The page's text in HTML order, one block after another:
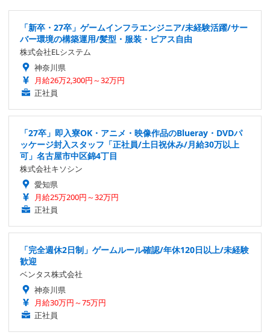
「新卒・27卒」ゲームインフラエンジニア/未経験活躍/サー
バー環境の構築運用/髪型・服装・ピアス自由
株式会社ELシステム
神奈川県
月給26万2,300円～32万円
正社員
「27卒」即入寮OK・アニメ・映像作品のBlueray・DVDパ
ッケージ封入スタッフ「正社員/土日祝休み/月給30万以上
可」名古屋市中区錦4丁目
株式会社キソシン
愛知県
月給25万200円～32万円
正社員
「完全週休2日制」ゲームルール確認/年休120日以上/未経験
歓迎
ベンタス株式会社
神奈川県
月給30万円～75万円
正社員